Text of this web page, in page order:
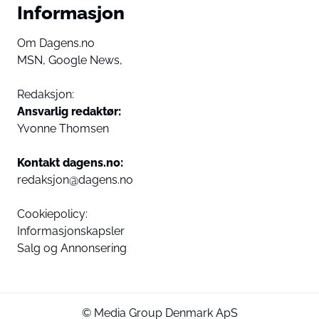
Informasjon
Om Dagens.no
MSN, Google News,
Redaksjon:
Ansvarlig redaktør:
Yvonne Thomsen
Kontakt dagens.no:
redaksjon@dagens.no
Cookiepolicy:
Informasjonskapsler
Salg og Annonsering
© Media Group Denmark ApS